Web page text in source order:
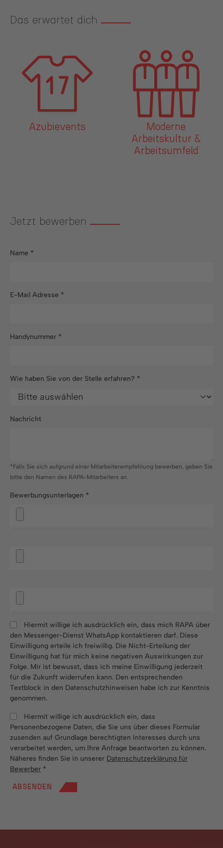
Das erwartet dich
Azubievents
Moderne
Arbeitskultur &
Arbeitsumfeld
Jetzt bewerben
Name *
E-Mail Adresse *
Handynummer *
Wie haben Sie von der Stelle erfahren? *
Nachricht
*Falls Sie sich aufgrund einer Mitarbeiterempfehlung bewerben, geben Sie
bitte den Namen des RAPA-Mitarbeiters an.
Bewerbungsunterlagen *
Hiermit willige ich ausdrücklich ein, dass mich RAPA über
den Messenger-Dienst WhatsApp kontaktieren darf. Diese
Einwilligung erteile ich freiwillig. Die Nicht-Erteilung der
Einwilligung hat für mich keine negativen Auswirkungen zur
Folge. Mir ist bewusst, dass ich meine Einwilligung jederzeit
für die Zukunft widerrufen kann. Den entsprechenden
Textblock in den Datenschutzhinweisen habe ich zur Kenntnis
genommen.
Hiermit willige ich ausdrücklich ein, dass
Personenbezogene Daten, die Sie uns über dieses Formular
zusenden auf Grundlage berechtigten Interesses durch uns
verarbeitet werden, um Ihre Anfrage beantworten zu können.
Näheres finden Sie in unserer Datenschutzerklärung für
Bewerber *
ABSENDEN